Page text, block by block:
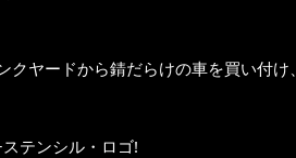
ヤードから錆だらけの車を買い付け、
テンシル・ロゴ!